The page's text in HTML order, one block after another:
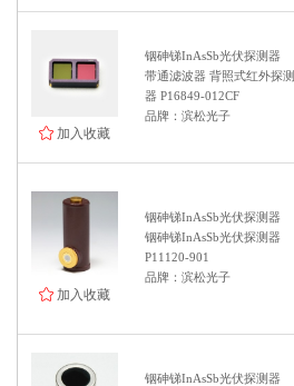
加入收藏
铟砷锑InAsSb光伏探测器
带通滤波器 背照式红外探测
器 P16849-012CF
品牌：滨松光子
加入收藏
铟砷锑InAsSb光伏探测器
铟砷锑InAsSb光伏探测器
P11120-901
品牌：滨松光子
铟砷锑InAsSb光伏探测器